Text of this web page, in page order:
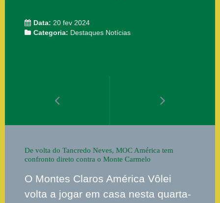
Data: 20 fev 2024
Categoria: Destaques Notícias
De volta do Tancredo Neves, MOC América tem
confronto direto contra o Monte Carmelo
O Montes Claros América Vôlei
volta a jogar em casa nesta quarta-